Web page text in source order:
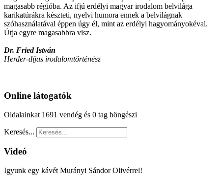
magasabb régióba. Az ifjú erdélyi magyar irodalom belvilága
karikatúrákra készteti, nyelvi humora ennek a belvilágnak
szóhasználatával éppen úgy él, mint az erdélyi hagyományokéval.
Útja egyre magasabbra visz.
Dr. Fried István
Herder-díjas irodalomtörténész
Online látogatók
Oldalainkat 1691 vendég és 0 tag böngészi
Keresés...
Videó
Igyunk egy kávét Murányi Sándor Olivérrel!